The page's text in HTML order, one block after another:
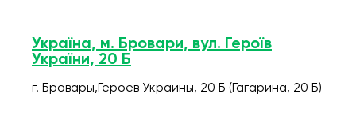
Україна, м. Бровари, вул. Героїв
України, 20 Б
г. Бровары,Героев Украины, 20 Б (Гагарина, 20 Б)